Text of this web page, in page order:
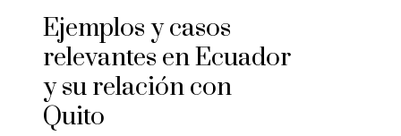
Ejemplos y casos
relevantes en Ecuador
y su relación con
Quito